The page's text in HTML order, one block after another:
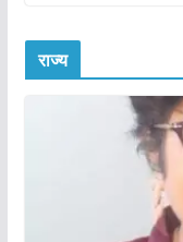
राज्य